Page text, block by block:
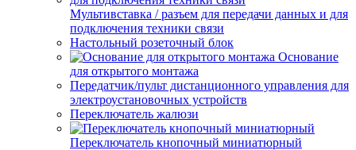
Мультивставка / разъем для передачи данных и для
подключения техники связи
Настольный розеточный блок
Основание
для открытого монтажа
Передатчик/пульт дистанционного управления для
электроустановочных устройств
Переключатель жалюзи
Переключатель кнопочный миниатюрный